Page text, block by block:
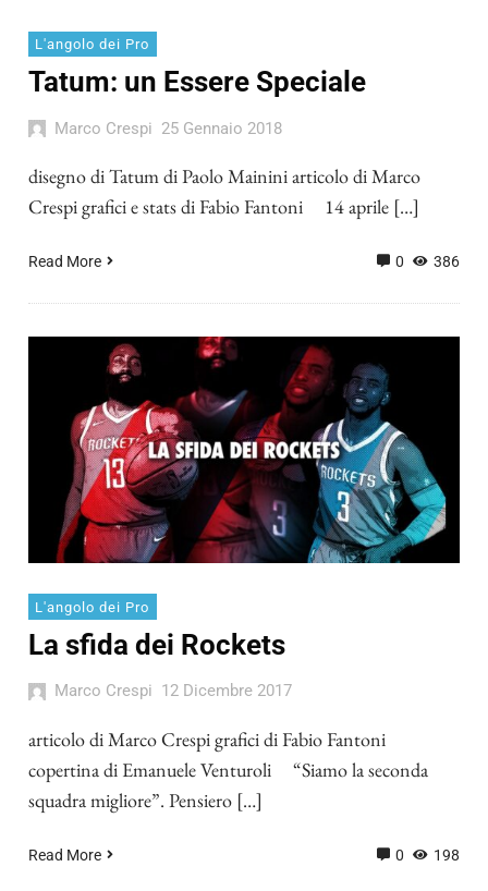
L'angolo dei Pro
Tatum: un Essere Speciale
Marco Crespi 25 Gennaio 2018
disegno di Tatum di Paolo Mainini articolo di Marco
Crespi grafici e stats di Fabio Fantoni 14 aprile […]
Read More 0 386
L'angolo dei Pro
La sfida dei Rockets
Marco Crespi 12 Dicembre 2017
articolo di Marco Crespi grafici di Fabio Fantoni
copertina di Emanuele Venturoli “Siamo la seconda
squadra migliore”. Pensiero […]
Read More 0 198